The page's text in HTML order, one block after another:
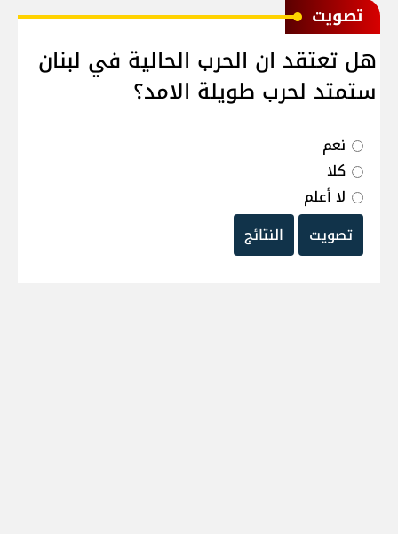
ﺗﺼﻮﻳﺖ
هل تعتقد ان الحرب الحالية في لبنان
ستمتد لحرب طويلة الامد؟
نعم
كلا
لا أعلم
تصويت
النتائج